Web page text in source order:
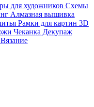
для художников Схемы
Алмазная вышивка
Рамки для картин 3D
Чеканка Декупаж
Вязание